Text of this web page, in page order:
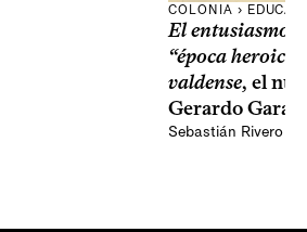
COLONIA ›
El entusiasmo
“época
valdense, el
Gerardo
Sebastián Rivero